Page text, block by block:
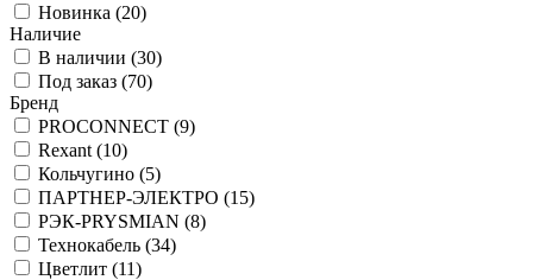
Новинка (20)
Наличие
В наличии (30)
Под заказ (70)
Бренд
PROCONNECT (9)
Rexant (10)
Кольчугино (5)
ПАРТНЕР-ЭЛЕКТРО (15)
РЭК-PRYSMIAN (8)
Технокабель (34)
Цветлит (11)